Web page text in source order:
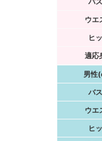
ウエ
ヒ
適応
男性
バ
ウエ
ヒ